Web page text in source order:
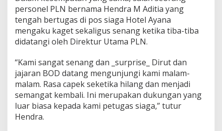
A
N
personel PLN bernama Hendra M Aditia yang
tengah bertugas di pos siaga Hotel Ayana
mengaku kaget sekaligus senang ketika tiba-tiba
didatangi oleh Direktur Utama PLN.
“Kami sangat senang dan _surprise_ Dirut dan
jajaran BOD datang mengunjungi kami malam-
malam. Rasa capek seketika hilang dan menjadi
semangat kembali. Ini merupakan dukungan yang
luar biasa kepada kami petugas siaga,” tutur
Hendra.